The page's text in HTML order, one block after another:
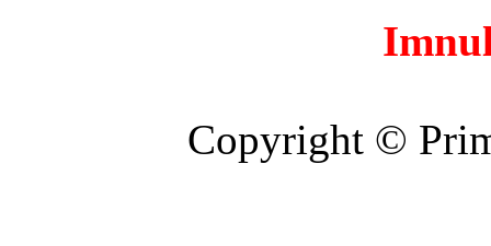
Copyright ©